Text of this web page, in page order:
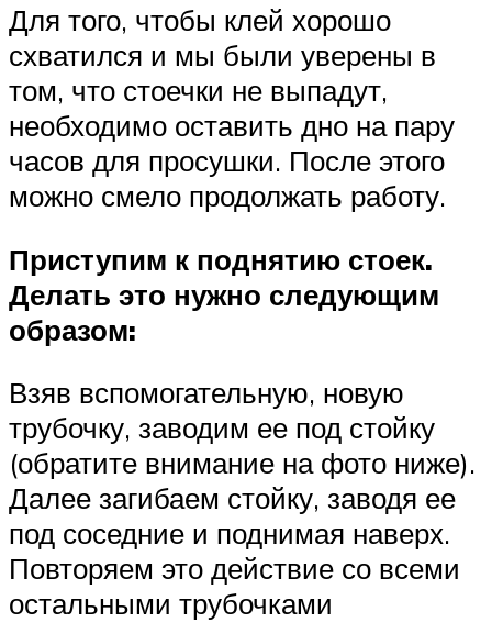
Для того, чтобы клей хорошо
схватился и мы были уверены в
том, что стоечки не выпадут,
необходимо оставить дно на пару
часов для просушки. После этого
можно смело продолжать работу.
Приступим к поднятию стоек.
Делать это нужно следующим
образом:
Взяв вспомогательную, новую
трубочку, заводим ее под стойку
(обратите внимание на фото ниже).
Далее загибаем стойку, заводя ее
под соседние и поднимая наверх.
Повторяем это действие со всеми
остальными трубочками